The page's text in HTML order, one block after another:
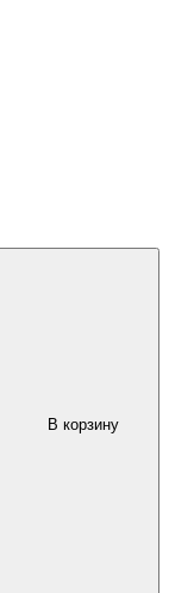
В корзину